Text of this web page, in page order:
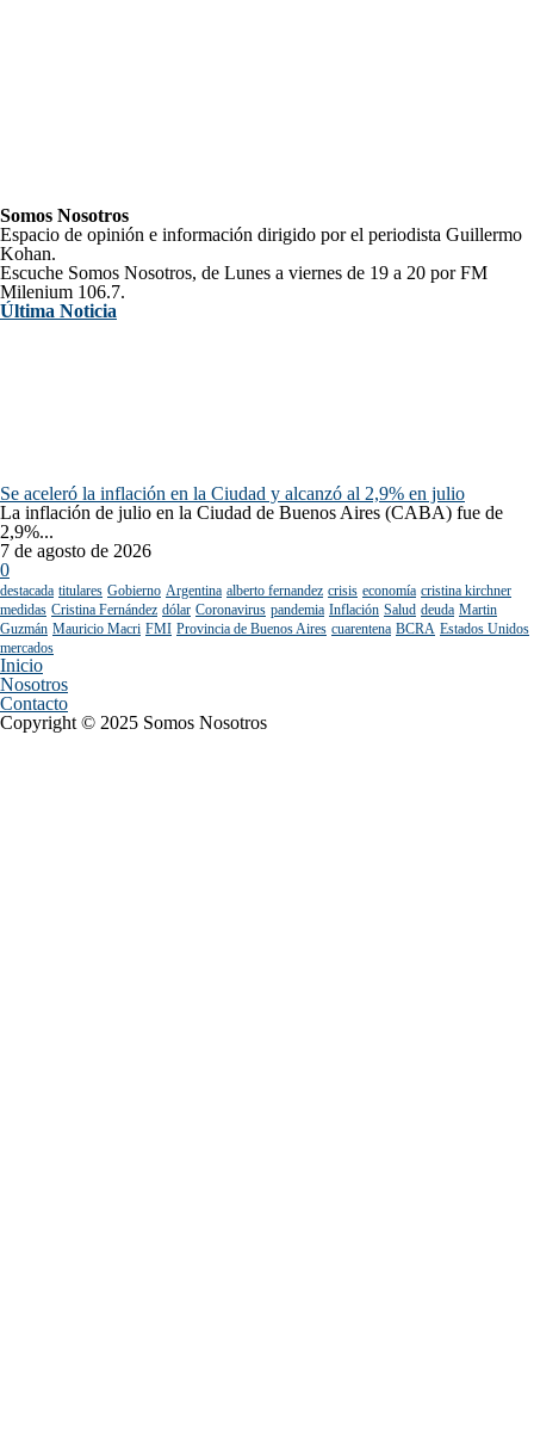
Somos Nosotros
Espacio de opinión e información dirigido por el periodista Guillermo
Kohan.
Escuche Somos Nosotros, de Lunes a viernes de 19 a 20 por FM
Milenium 106.7.
Última Noticia
Se aceleró la inflación en la Ciudad y alcanzó al 2,9% en julio
La inflación de julio en la Ciudad de Buenos Aires (CABA) fue de
2,9%...
7 de agosto de 2026
0
destacada titulares Gobierno Argentina alberto fernandez crisis economía cristina kirchner
medidas Cristina Fernández dólar Coronavirus pandemia Inflación Salud deuda Martin
Guzmán Mauricio Macri FMI Provincia de Buenos Aires cuarentena BCRA Estados Unidos
mercados
Inicio
Nosotros
Contacto
Copyright © 2025 Somos Nosotros